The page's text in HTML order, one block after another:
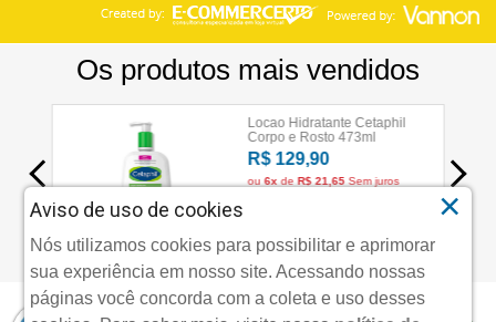
Aviso de uso de cookies
Nós utilizamos cookies para possibilitar e aprimorar
sua experiência em nosso site. Acessando nossas
páginas você concorda com a coleta e uso desses
×